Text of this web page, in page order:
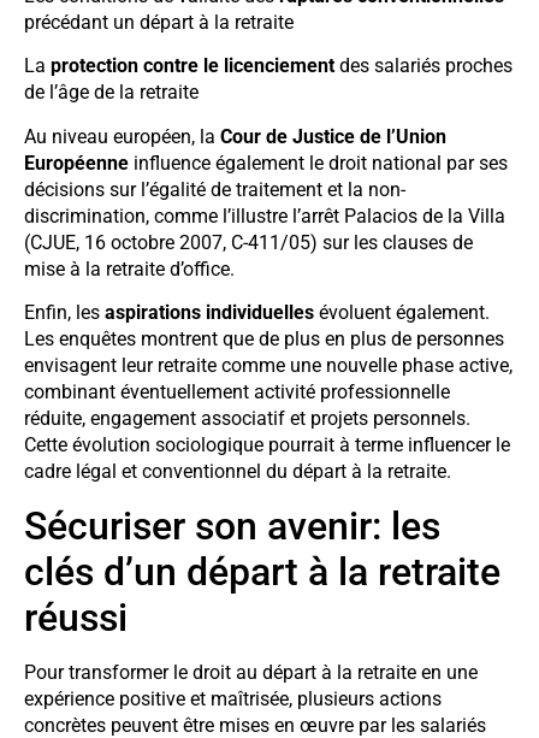
précédant un départ à la retraite
La protection contre le licenciement des salariés proches
de l’âge de la retraite
Au niveau européen, la Cour de Justice de l’Union
Européenne influence également le droit national par ses
décisions sur l’égalité de traitement et la non-
discrimination, comme l’illustre l’arrêt Palacios de la Villa
(CJUE, 16 octobre 2007, C-411/05) sur les clauses de
mise à la retraite d’office.
Enfin, les aspirations individuelles évoluent également.
Les enquêtes montrent que de plus en plus de personnes
envisagent leur retraite comme une nouvelle phase active,
combinant éventuellement activité professionnelle
réduite, engagement associatif et projets personnels.
Cette évolution sociologique pourrait à terme influencer le
cadre légal et conventionnel du départ à la retraite.
Sécuriser son avenir: les
clés d’un départ à la retraite
réussi
Pour transformer le droit au départ à la retraite en une
expérience positive et maîtrisée, plusieurs actions
concrètes peuvent être mises en œuvre par les salariés